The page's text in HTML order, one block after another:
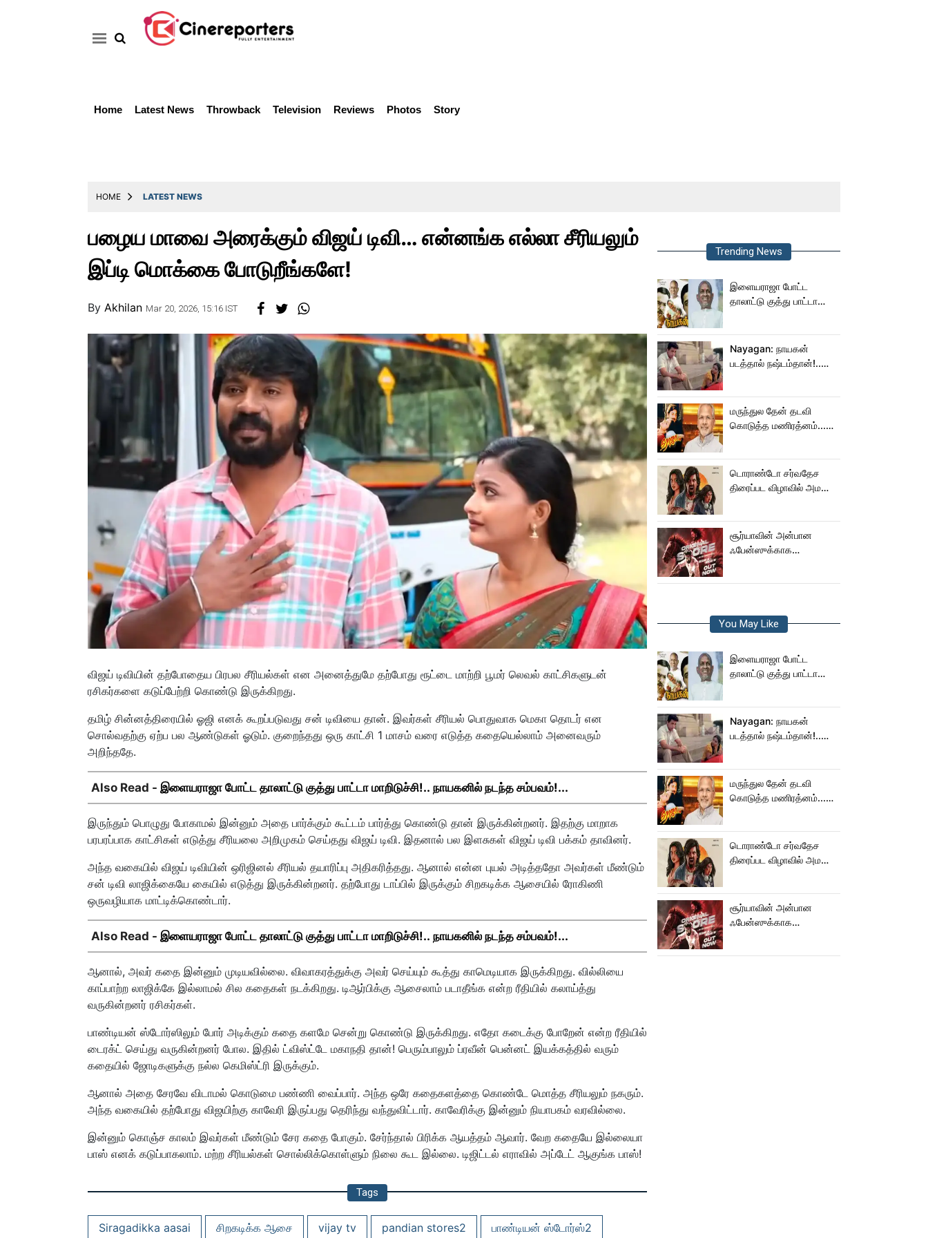
Home Latest News Throwback Television Reviews Photos Story
HOME LATEST NEWS
பழைய மாவை அரைக்கும் விஜய் டிவி… என்னங்க எல்லா சீரியலும்
இப்டி மொக்கை போடுறீங்களே!
By Akhilan Mar 20, 2026, 15:16 IST
விஜய் டிவியின் தற்போதைய பிரபல சீரியல்கள் என அனைத்துமே தற்போது ரூட்டை மாற்றி பூமர் லெவல் காட்சிகளுடன்
ரசிகர்களை கடுப்பேற்றி கொண்டு இருக்கிறது.
தமிழ் சின்னத்திரையில் ஓஜி எனக் கூறப்படுவது சன் டிவியை தான். இவர்கள் சீரியல் பொதுவாக மெகா தொடர் என
சொல்வதற்கு ஏற்ப பல ஆண்டுகள் ஓடும். குறைந்தது ஒரு காட்சி 1 மாசம் வரை எடுத்த கதையெல்லாம் அனைவரும்
அறிந்ததே.
Also Read - இளையராஜா போட்ட தாலாட்டு குத்து பாட்டா மாறிடுச்சி!.. நாயகனில் நடந்த சம்பவம்!...
இருந்தும் பொழுது போகாமல் இன்னும் அதை பார்க்கும் கூட்டம் பார்த்து கொண்டு தான் இருக்கின்றனர். இதற்கு மாறாக
பரபரப்பாக காட்சிகள் எடுத்து சீரியலை அறிமுகம் செய்தது விஜய் டிவி. இதனால் பல இளசுகள் விஜய் டிவி பக்கம் தாவினர்.
அந்த வகையில் விஜய் டிவியின் ஒரிஜினல் சீரியல் தயாரிப்பு அதிகரித்தது. ஆனால் என்ன புயல் அடித்ததோ அவர்கள் மீண்டும்
சன் டிவி லாஜிக்கையே கையில் எடுத்து இருக்கின்றனர். தற்போது டாப்பில் இருக்கும் சிறகடிக்க ஆசையில் ரோகிணி
ஒருவழியாக மாட்டிக்கொண்டார்.
Also Read - இளையராஜா போட்ட தாலாட்டு குத்து பாட்டா மாறிடுச்சி!.. நாயகனில் நடந்த சம்பவம்!...
ஆனால், அவர் கதை இன்னும் முடியவில்லை. விவாகரத்துக்கு அவர் செய்யும் கூத்து காமெடியாக இருக்கிறது. வில்லியை
காப்பாற்ற லாஜிக்கே இல்லாமல் சில கதைகள் நடக்கிறது. டிஆர்பிக்கு ஆசைலாம் படாதீங்க என்ற ரீதியில் கலாய்த்து
வருகின்றனர் ரசிகர்கள்.
பாண்டியன் ஸ்டோர்ஸிலும் போர் அடிக்கும் கதை களமே சென்று கொண்டு இருக்கிறது. எதோ கடைக்கு போறேன் என்ற ரீதியில்
டைரக்ட் செய்து வருகின்றனர் போல. இதில் ட்விஸ்ட்டே மகாநதி தான்! பெரும்பாலும் ப்ரவீன் பென்னட் இயக்கத்தில் வரும்
கதையில் ஜோடிகளுக்கு நல்ல கெமிஸ்ட்ரி இருக்கும்.
ஆனால் அதை சேரவே விடாமல் கொடுமை பண்ணி வைப்பார். அந்த ஒரே கதைகளத்தை கொண்டே மொத்த சீரியலும் நகரும்.
அந்த வகையில் தற்போது விஜயிற்கு காவேரி இருப்பது தெரிந்து வந்துவிட்டார். காவேரிக்கு இன்னும் நியாபகம் வரவில்லை.
இன்னும் கொஞ்ச காலம் இவர்கள் மீண்டும் சேர கதை போகும். சேர்ந்தால் பிரிக்க ஆயத்தம் ஆவார். வேற கதையே இல்லையா
பாஸ் எனக் கடுப்பாகலாம். மற்ற சீரியல்கள் சொல்லிக்கொள்ளும் நிலை கூட இல்லை. டிஜிட்டல் எராவில் அப்டேட் ஆகுங்க பாஸ்!
Tags
Siragadikka aasai சிறகடிக்க ஆசை vijay tv pandian stores2 பாண்டியன் ஸ்டோர்ஸ்2
Trending News
இளையராஜா போட்ட
தாலாட்டு குத்து பாட்டா
Nayagan: நாயகன்
படத்தால் நஷ்டம்தான்!..
மகள் பேட்டி..
மருந்துல தேன் தடவி
கொடுத்த மணிரத்னம்...
டொராண்டோ சர்வதேச
திரைப்பட விழாவில் அமலா
சூர்யாவின் அன்பான
ஃபேன்ஸுக்காக
You May Like
இளையராஜா போட்ட
தாலாட்டு குத்து பாட்டா
Nayagan: நாயகன்
படத்தால் நஷ்டம்தான்!..
மகள் பேட்டி..
மருந்துல தேன் தடவி
கொடுத்த மணிரத்னம்...
டொராண்டோ சர்வதேச
திரைப்பட விழாவில் அமலா
சூர்யாவின் அன்பான
ஃபேன்ஸுக்காக